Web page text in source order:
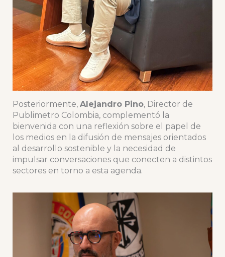
Posteriormente, Alejandro Pino, Director de
Publimetro Colombia, complementó la
bienvenida con una reflexión sobre el papel de
los medios en la difusión de mensajes orientados
al desarrollo sostenible y la necesidad de
impulsar conversaciones que conecten a distintos
sectores en torno a esta agenda.